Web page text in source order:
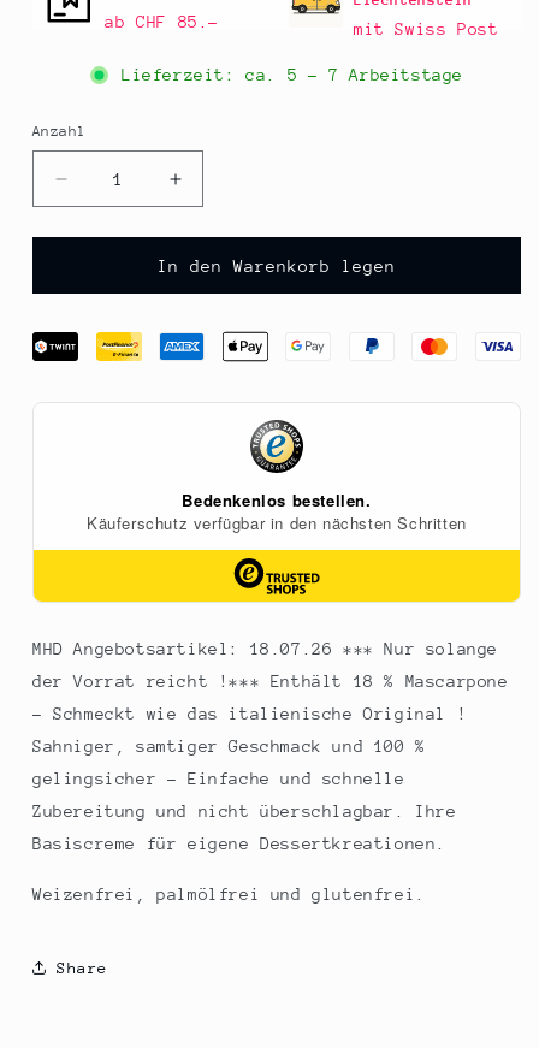
ab CHF 85.– mit Swiss Post
Lieferzeit: ca. 5 - 7 Arbeitstage
Anzahl
Anzahl
Verringere
die
Menge
QimiQ
aufschlagbar,
1
Erhöhe
die
Menge
für
QimiQ
aufschlagbar,
1
In den Warenkorb legen
MHD Angebotsartikel: 18.07.26 *** Nur solange
der Vorrat reicht !*** Enthält 18 % Mascarpone
- Schmeckt wie das italienische Original !
Sahniger, samtiger Geschmack und 100 %
gelingsicher - Einfache und schnelle
Zubereitung und nicht überschlagbar. Ihre
Basiscreme für eigene Dessertkreationen.
Weizenfrei, palmölfrei und glutenfrei.
Share